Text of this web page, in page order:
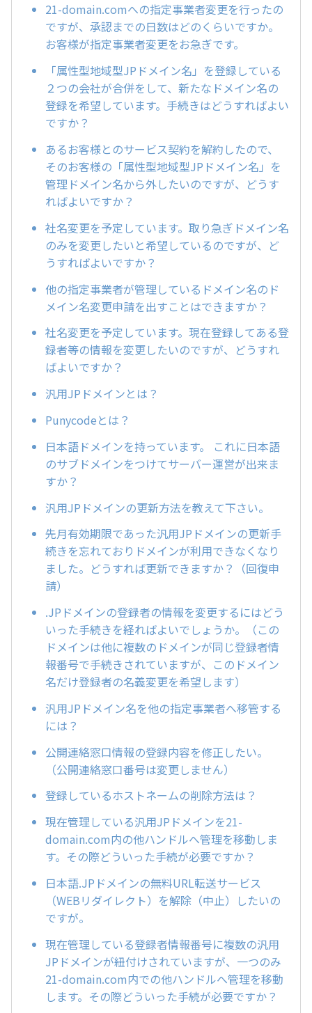
21-domain.comへの指定事業者変更を行ったの
ですが、承認までの日数はどのくらいですか。
お客様が指定事業者変更をお急ぎです。
「属性型地域型JPドメイン名」を登録している
２つの会社が合併をして、新たなドメイン名の
登録を希望しています。手続きはどうすればよい
ですか？
あるお客様とのサービス契約を解約したので、
そのお客様の「属性型地域型JPドメイン名」を
管理ドメイン名から外したいのですが、どうす
ればよいですか？
社名変更を予定しています。取り急ぎドメイン名
のみを変更したいと希望しているのですが、ど
うすればよいですか？
他の指定事業者が管理しているドメイン名のド
メイン名変更申請を出すことはできますか？
社名変更を予定しています。現在登録してある登
録者等の情報を変更したいのですが、どうすれ
ばよいですか？
汎用JPドメインとは？
Punycodeとは？
日本語ドメインを持っています。 これに日本語
のサブドメインをつけてサーバー運営が出来ま
すか？
汎用JPドメインの更新方法を教えて下さい。
先月有効期限であった汎用JPドメインの更新手
続きを忘れておりドメインが利用できなくなり
ました。どうすれば更新できますか？（回復申
請）
.JPドメインの登録者の情報を変更するにはどう
いった手続きを経ればよいでしょうか。（この
ドメインは他に複数のドメインが同じ登録者情
報番号で手続きされていますが、このドメイン
名だけ登録者の名義変更を希望します）
汎用JPドメイン名を他の指定事業者へ移管する
には？
公開連絡窓口情報の登録内容を修正したい。
（公開連絡窓口番号は変更しません）
登録しているホストネームの削除方法は？
現在管理している汎用JPドメインを21-
domain.com内の他ハンドルへ管理を移動しま
す。その際どういった手続が必要ですか？
日本語.JPドメインの無料URL転送サービス
（WEBリダイレクト）を解除（中止）したいの
ですが。
現在管理している登録者情報番号に複数の汎用
JPドメインが紐付けされていますが、一つのみ
21-domain.com内での他ハンドルへ管理を移動
します。その際どういった手続が必要ですか？